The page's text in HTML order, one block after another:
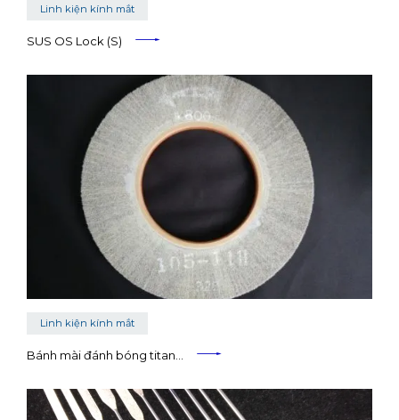
Linh kiện kính mắt
SUS OS Lock (S)
Linh kiện kính mắt
Bánh mài đánh bóng titan…